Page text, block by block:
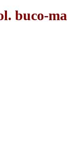
buco-